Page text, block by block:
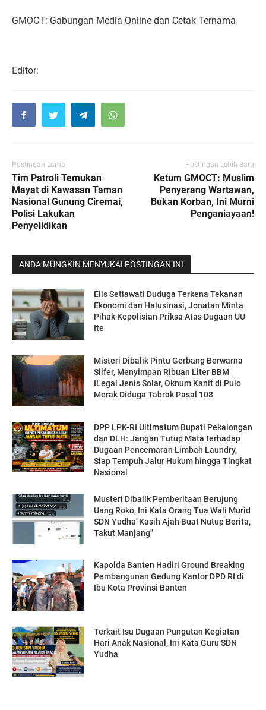
GMOCT: Gabungan Media Online dan Cetak Ternama
Editor:
Postingan Lama
Tim Patroli Temukan
Mayat di Kawasan Taman
Nasional Gunung Ciremai,
Polisi Lakukan
Penyelidikan
Postingan Lebih Baru
Ketum GMOCT: Muslim
Penyerang Wartawan,
Bukan Korban, Ini Murni
Penganiayaan!
ANDA MUNGKIN MENYUKAI POSTINGAN INI
Elis Setiawati Duduga Terkena Tekanan
Ekonomi dan Halusinasi, Jonatan Minta
Pihak Kepolisian Priksa Atas Dugaan UU
Ite
Misteri Dibalik Pintu Gerbang Berwarna
Silfer, Menyimpan Ribuan Liter BBM
ILegal Jenis Solar, Oknum Kanit di Pulo
Merak Diduga Tabrak Pasal 108
DPP LPK-RI Ultimatum Bupati Pekalongan
dan DLH: Jangan Tutup Mata terhadap
Dugaan Pencemaran Limbah Laundry,
Siap Tempuh Jalur Hukum hingga Tingkat
Nasional
Musteri Dibalik Pemberitaan Berujung
Uang Roko, Ini Kata Orang Tua Wali Murid
SDN Yudha"Kasih Ajah Buat Nutup Berita,
Takut Manjang"
Kapolda Banten Hadiri Ground Breaking
Pembangunan Gedung Kantor DPD RI di
Ibu Kota Provinsi Banten
Terkait Isu Dugaan Pungutan Kegiatan
Hari Anak Nasional, Ini Kata Guru SDN
Yudha